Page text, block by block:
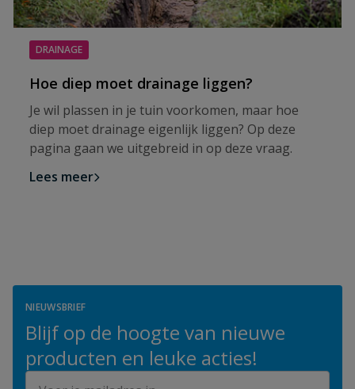
DRAINAGE
Hoe diep moet drainage liggen?
Je wil plassen in je tuin voorkomen, maar hoe
diep moet drainage eigenlijk liggen? Op deze
pagina gaan we uitgebreid in op deze vraag.
Lees meer
NIEUWSBRIEF
Blijf op de hoogte van nieuwe
producten en leuke acties!
E-mailadres